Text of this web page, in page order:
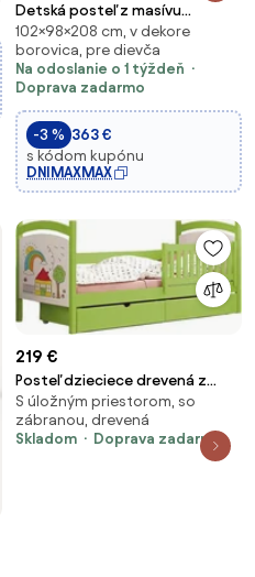
Detská posteľ z masívu
borovice PROKOP s prístelkou a
šuplíkmi - 200x90 cm - BIELA
102×98×208 cm, v dekore
borovica, pre dievča
Na odoslanie o 1 týždeň
Doprava zadarmo
-3 % 363 €
s kódom kupónu
DNIMAXMAX
219 €
Posteľ dzieciece drevená z
tablica suchoscieralna Amely
80x190 - Limetka - Koncovka
Série
S úložným priestorom, so
zábranou, drevená
Skladom
Doprava zadarmo